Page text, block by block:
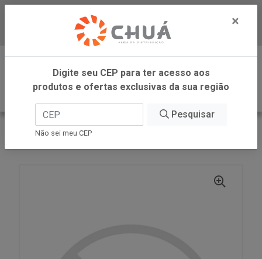
Baixe já nosso APP
0
INÍCIO
×
Digite seu CEP para ter acesso aos
produtos e ofertas exclusivas da sua região
Pesquisar
Não sei meu CEP